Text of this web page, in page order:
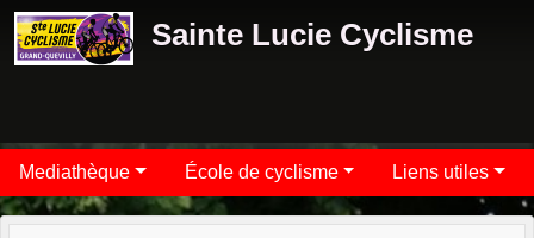
Sainte Lucie Cyclisme
Mediathèque École de cyclisme Liens utiles
Panneau de gestion des cookies